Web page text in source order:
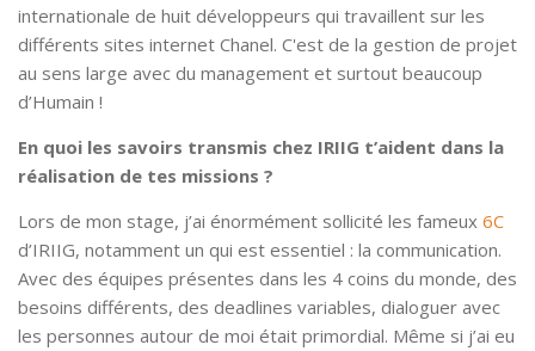
internationale de huit développeurs qui travaillent sur les
différents sites internet Chanel. C'est de la gestion de projet
au sens large avec du management et surtout beaucoup
d’Humain !
En quoi les savoirs transmis chez IRIIG t’aident dans la
réalisation de tes missions ?
Lors de mon stage, j’ai énormément sollicité les fameux 6C
d’IRIIG, notamment un qui est essentiel : la communication.
Avec des équipes présentes dans les 4 coins du monde, des
besoins différents, des deadlines variables, dialoguer avec
les personnes autour de moi était primordial. Même si j’ai eu